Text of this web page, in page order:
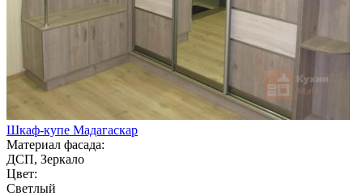
Шкаф-купе Мадагаскар
Материал фасада:
ДСП, Зеркало
Цвет:
Светлый